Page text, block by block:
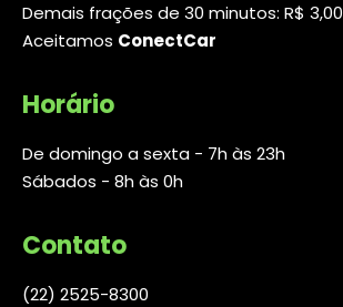
Demais frações de 30 minutos: R$ 3,00
Aceitamos ConectCar
Horário
De domingo a sexta - 7h às 23h
Sábados - 8h às 0h
Contato
(22) 2525-8300